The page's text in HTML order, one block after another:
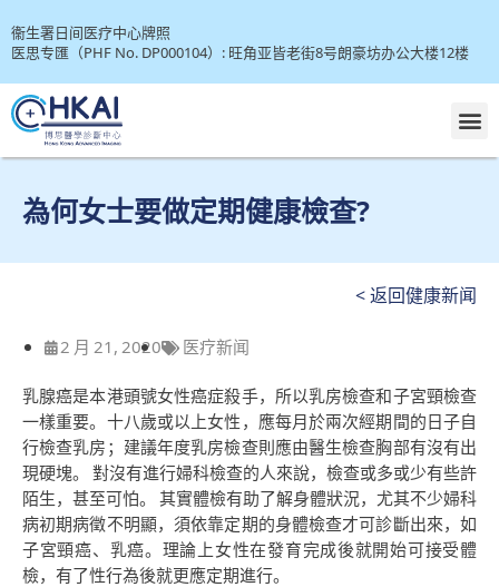
衞生署日间医疗中心牌照
医思专匯（PHF No. DP000104）: 旺角亚皆老街8号朗豪坊办公大楼12楼
為何女士要做定期健康檢查?
2 月 21, 2020 医疗新闻
< 返回健康新闻
乳腺癌是本港頭號女性癌症殺手，所以乳房檢查和子宮頸檢查
一樣重要。十八歲或以上女性，應每月於兩次經期間的日子自
行檢查乳房；建議年度乳房檢查則應由醫生檢查胸部有沒有出
現硬塊。 對沒有進行婦科檢查的人來說，檢查或多或少有些許
陌生，甚至可怕。 其實體檢有助了解身體狀況，尤其不少婦科
病初期病徵不明顯，須依靠定期的身體檢查才可診斷出來，如
子宮頸癌、乳癌。理論上女性在發育完成後就開始可接受體
檢，有了性行為後就更應定期進行。